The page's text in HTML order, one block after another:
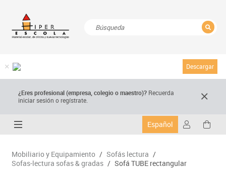
Descargar
¿Eres profesional (empresa, colegio o maestro)? Recuerda
iniciar sesión o regístrate.
Español
Mobiliario y Equipamiento / Sofás lectura /
Sofas-lectura sofas & gradas / Sofá TUBE rectangular